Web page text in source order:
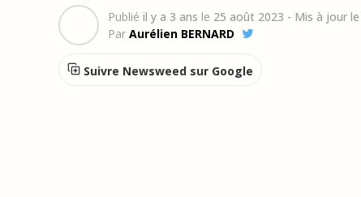
Publié il y a 3 ans le 25 août 2023 - Mis à jour
Par Aurélien BERNARD
Suivre Newsweed sur Google